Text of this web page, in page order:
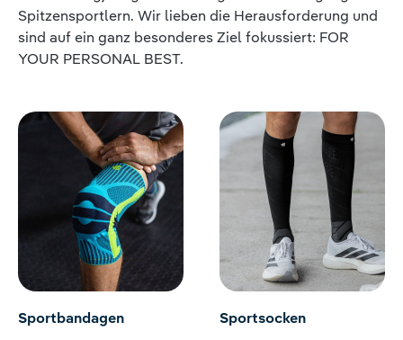
Spitzensportlern. Wir lieben die Herausforderung und
sind auf ein ganz besonderes Ziel fokussiert: FOR
YOUR PERSONAL BEST.
Sportbandagen Sportsocken